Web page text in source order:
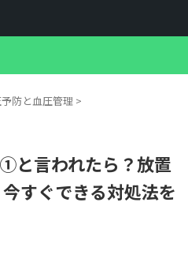
防と血圧管理 >
と言われたら？放置
すぐできる対処法を